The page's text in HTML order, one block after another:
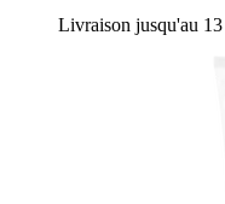
Livraison jusqu'au